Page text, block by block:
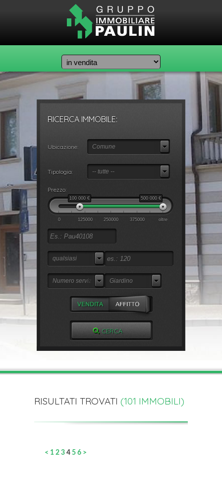
RICERCA IMMOBILE:
Ubicazione: Comune
Tipologia: -- tutte --
Prezzo:
100 000€ 500 000 €
0 125000 250000 375000 oltre
qualsiasi
Numero servizi Giardino
RISULTATI TROVATI (101 IMMOBILI)
< 1 2 3 4 5 6 >